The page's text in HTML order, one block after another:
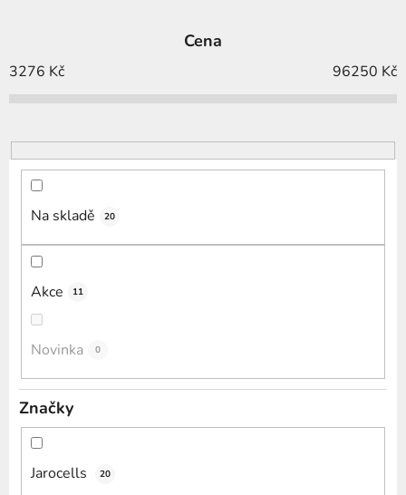
í
o
d
Cena
3276 Kč 96250 Kč
Na skladě 20
Akce 11
Novinka 0
Značky
Jarocells 20